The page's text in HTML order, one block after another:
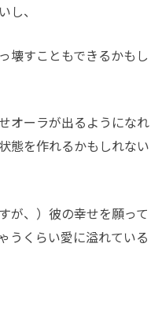
し、
壊すこともできるかもし
オーラが出るようになれ
態を作れるかもしれない
が、）彼の幸せを願って
うくらい愛に溢れている